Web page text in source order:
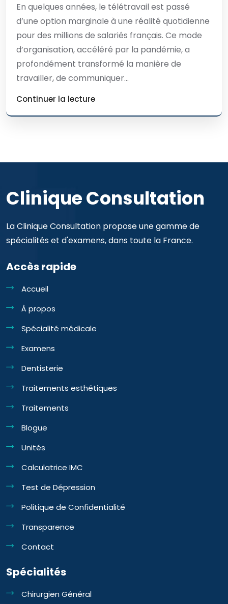
En quelques années, le télétravail est passé
d’une option marginale à une réalité quotidienne
pour des millions de salariés français. Ce mode
d’organisation, accéléré par la pandémie, a
profondément transformé la manière de
travailler, de communiquer...
Continuer la lecture
Clinique Consultation
La Clinique Consultation propose une gamme de
spécialités et d'examens, dans toute la France.
Accès rapide
Accueil
À propos
Spécialité médicale
Examens
Dentisterie
Traitements esthétiques
Traitements
Blogue
Unités
Calculatrice IMC
Test de Dépression
Politique de Confidentialité
Transparence
Contact
Spécialités
Chirurgien Général